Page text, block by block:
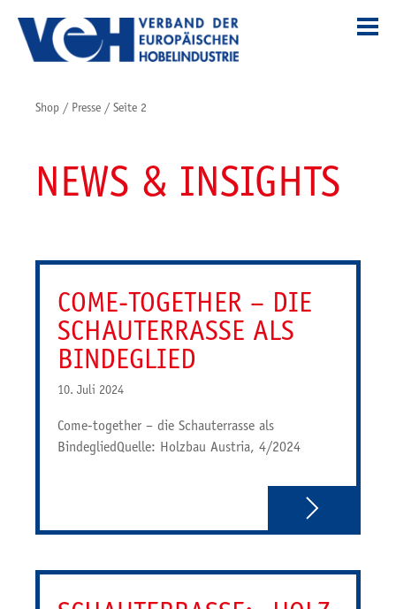
Shop / Presse / Seite 2
NEWS & INSIGHTS
COME-TOGETHER – DIE
SCHAUTERRASSE ALS
BINDEGLIED
10. Juli 2024
Come-together – die Schauterrasse als
BindegliedQuelle: Holzbau Austria, 4/2024